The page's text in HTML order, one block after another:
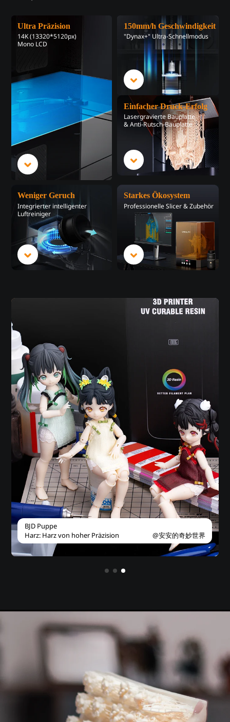
Ultra Präzision
14K (13320*5120px)
Mono LCD
150mm/h Geschwindigkeit
"Dynax+" Ultra-Schnellmodus
Einfacher Druck-Erfolg
Lasergravierte Bauplatte
& Anti-Rutsch-Bauplatte
Weniger Geruch
Integrierter intelligenter
Luftreiniger
Starkes Ökosystem
Professionelle Slicer & Zubehör
BJD Puppe
Harz: Harz von hoher Präzision
@安安的奇妙世界
Kavaramon
Harz: Harz von hoher Präzision
@DM Stash
Vintage Schmuck
Harz: Schmuckharz
@钟小兽
BJD Puppe
Harz: Harz von hoher Präzision
@安安的奇妙世界
Kavaramon
Harz: Harz von hoher Präzision
@DM Stash